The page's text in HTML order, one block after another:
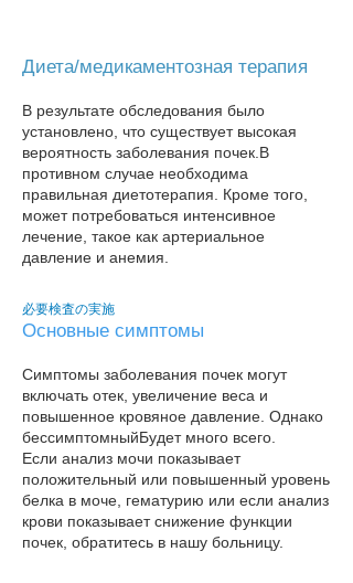
Диета/медикаментозная терапия
В результате обследования было
установлено, что существует высокая
вероятность заболевания почек. В
противном случае необходима
правильная диетотерапия. Кроме того,
может потребоваться интенсивное
лечение, такое как артериальное
давление и анемия.
必要検査の実施
Основные симптомы
Симптомы заболевания почек могут
включать отек, увеличение веса и
повышенное кровяное давление. Однако
бессимптомныйБудет много всего.
Если анализ мочи показывает
положительный или повышенный уровень
белка в моче, гематурию или если анализ
крови показывает снижение функции
почек, обратитесь в нашу больницу​.